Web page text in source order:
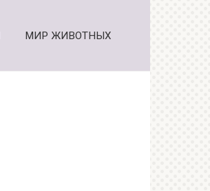
МИР ЖИВОТНЫХ